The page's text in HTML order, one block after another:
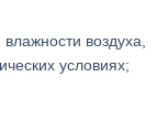
воздуха,
условиях;